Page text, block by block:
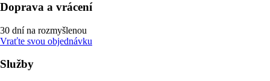
Doprava a vrácení
30 dní na rozmyšlenou
Vraťte svou objednávku
Služby